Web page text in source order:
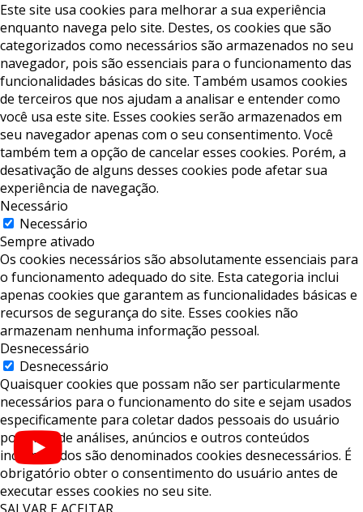
Este site usa cookies para melhorar a sua experiência
enquanto navega pelo site. Destes, os cookies que são
categorizados como necessários são armazenados no seu
navegador, pois são essenciais para o funcionamento das
funcionalidades básicas do site. Também usamos cookies
de terceiros que nos ajudam a analisar e entender como
você usa este site. Esses cookies serão armazenados em
seu navegador apenas com o seu consentimento. Você
também tem a opção de cancelar esses cookies. Porém, a
desativação de alguns desses cookies pode afetar sua
experiência de navegação.
Necessário
Necessário
Sempre ativado
Os cookies necessários são absolutamente essenciais para
o funcionamento adequado do site. Esta categoria inclui
apenas cookies que garantem as funcionalidades básicas e
recursos de segurança do site. Esses cookies não
armazenam nenhuma informação pessoal.
Desnecessário
Desnecessário
Quaisquer cookies que possam não ser particularmente
necessários para o funcionamento do site e sejam usados ​​
especificamente para coletar dados pessoais do usuário
por meio de análises, anúncios e outros conteúdos
incorporados são denominados cookies desnecessários. É
obrigatório obter o consentimento do usuário antes de
executar esses cookies no seu site.